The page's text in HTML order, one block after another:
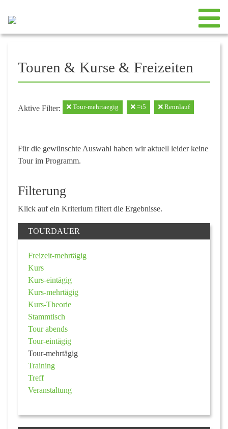
Touren & Kurse & Freizeiten
Aktive Filter: Tour-mehrtaegig =t5 Rennlauf
Für die gewünschte Auswahl haben wir aktuell leider keine
Tour im Programm.
Filterung
Klick auf ein Kriterium filtert die Ergebnisse.
TOURDAUER
Freizeit-mehrtägig
Kurs
Kurs-eintägig
Kurs-mehrtägig
Kurs-Theorie
Stammtisch
Tour abends
Tour-eintägig
Tour-mehrtägig
Training
Treff
Veranstaltung